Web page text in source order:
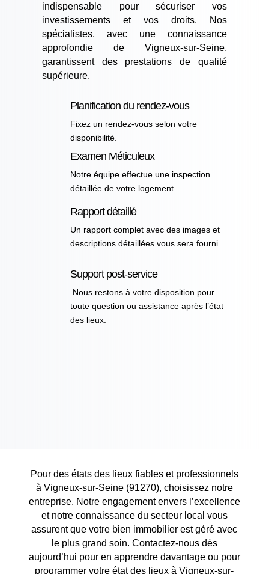
indispensable pour sécuriser vos
investissements et vos droits. Nos
spécialistes, avec une connaissance
approfondie de Vigneux-sur-Seine,
garantissent des prestations de qualité
supérieure.
Planification du rendez-vous
Fixez un rendez-vous selon votre
disponibilité.
Examen Méticuleux
Notre équipe effectue une inspection
détaillée de votre logement.
Rapport détaillé
Un rapport complet avec des images et
descriptions détaillées vous sera fourni.
Support post-service
Nous restons à votre disposition pour
toute question ou assistance après l’état
des lieux.
Pour des états des lieux fiables et professionnels
à Vigneux-sur-Seine (91270), choisissez notre
entreprise. Notre engagement envers l’excellence
et notre connaissance du secteur local vous
assurent que votre bien immobilier est géré avec
le plus grand soin. Contactez-nous dès
aujourd’hui pour en apprendre davantage ou pour
programmer votre état des lieux à Vigneux-sur-